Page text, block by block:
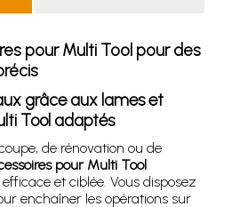
pour Multi Tool pour des
grâce aux lames et
Tool adaptés
de rénovation ou de
pour Multi Tool
et ciblée. Vous disposez
enchaîner les opérations sur